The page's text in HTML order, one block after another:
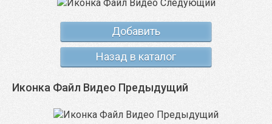
Добавить
Назад в каталог
Иконка Файл Видео Предыдущий